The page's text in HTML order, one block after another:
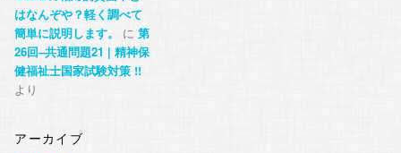
はなんぞや？軽く調べて
簡単に説明します。
に第
26回–共通問題21 | 精神保
健福祉士国家試験対策 !!
より
アーカイブ